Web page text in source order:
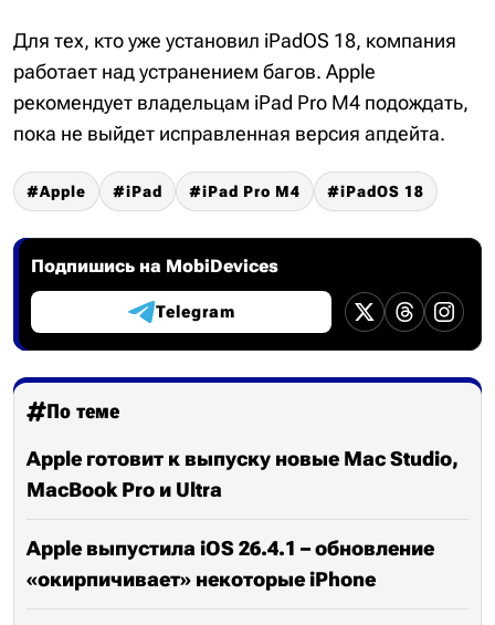
Для тех, кто уже установил iPadOS 18, компания
работает над устранением багов. Apple
рекомендует владельцам iPad Pro M4 подождать,
пока не выйдет исправленная версия апдейта.
Apple iPad iPad Pro M4 iPadOS 18
Подпишись на MobiDevices
Telegram
По теме
Apple готовит к выпуску новые Mac Studio,
MacBook Pro и Ultra
Apple выпустила iOS 26.4.1 – обновление
«окирпичивает» некоторые iPhone